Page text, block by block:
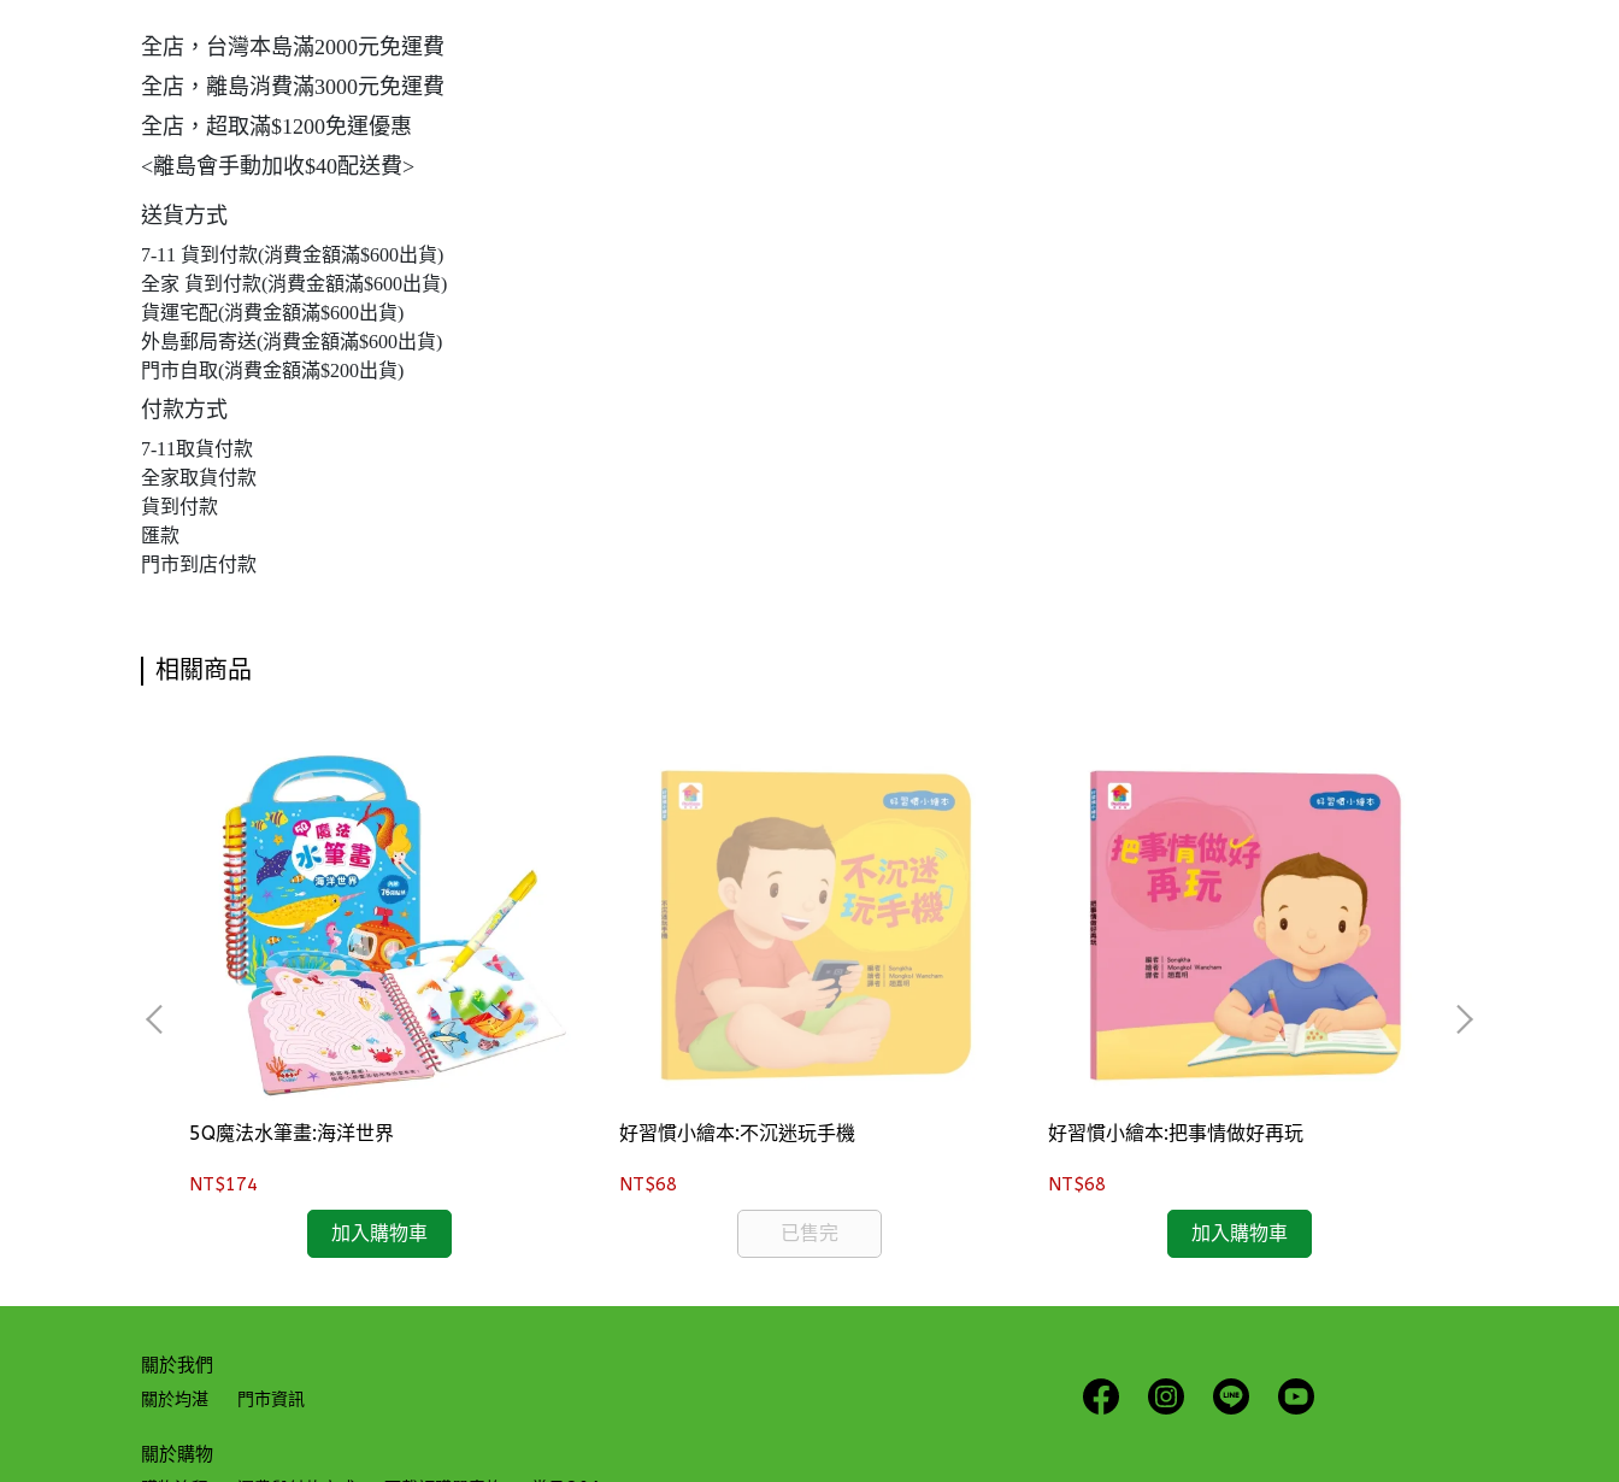
全店，台灣本島滿2000元免運費
全店，離島消費滿3000元免運費
全店，超取滿$1200免運優惠
<離島會手動加收$40配送費>
送貨方式
7-11 貨到付款(消費金額滿$600出貨)
全家 貨到付款(消費金額滿$600出貨)
貨運宅配(消費金額滿$600出貨)
外島郵局寄送(消費金額滿$600出貨)
門市自取(消費金額滿$200出貨)
付款方式
7-11取貨付款
全家取貨付款
貨到付款
匯款
門市到店付款
相關商品
5Q魔法水筆畫:海洋世界
NT$174
加入購物車
好習慣小繪本:不沉迷玩手機
NT$68
已售完
好習慣小繪本:把事情做好再玩
NT$68
加入購物車
關於我們
關於均湛 門市資訊
關於購物